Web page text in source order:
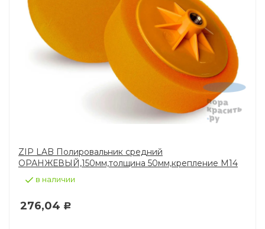
ZIP LAB Полировальник средний
ОРАНЖЕВЫЙ,150мм,толщина 50мм,крепление М14
в наличии
276,04 Р